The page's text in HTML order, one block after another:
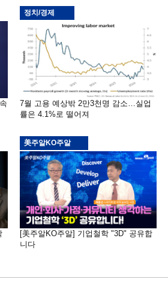
정치/경제
7월 고용 예상밖 2만3천명 감소…실업
률은 4.1%로 떨어져
美주알KO주알
[美주알KO주알] 기업철학 "3D" 공유합
니다